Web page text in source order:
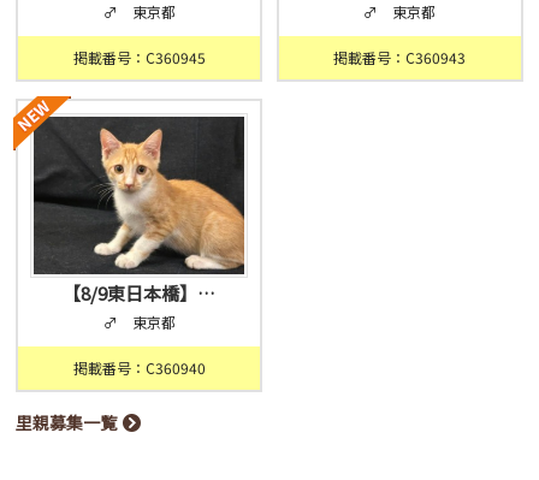
♂ 東京都
掲載番号：C360945
♂ 東京都
掲載番号：C360943
【8/9東日本橋】…
♂ 東京都
掲載番号：C360940
里親募集一覧